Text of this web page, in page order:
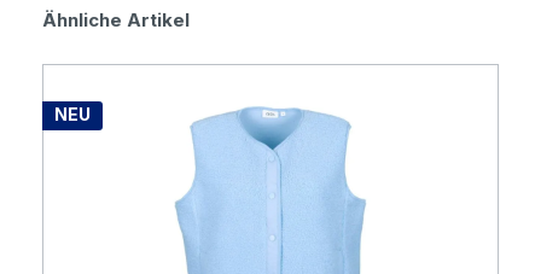
Produktgalerie überspringen
Ähnliche Artikel
NEU